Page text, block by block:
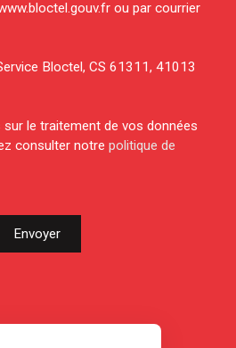
ou par courrier
Bloctel, CS 61311, 41013
sur le traitement de vos données
consulter notre politique de
Envoyer